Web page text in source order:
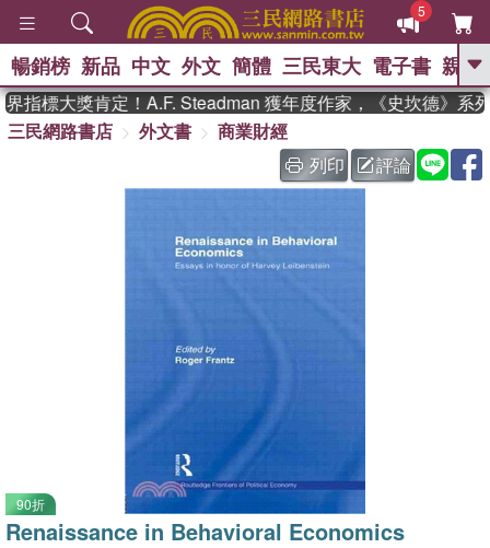
5
GO
熱搜： 東野圭吾
The Odyssey 、 父親節 、 如果歷
史是一群喵 、 暑期推薦 、 國際布克
偉大的迷走神經
暢銷榜 新品 中文 外文 簡體 三民東大 電子書 親子
標大獎肯定！A.F. Steadman 獲年度作家，《史坎德》系列
三民網路書店
外文書
商業財經
列印
評論
90折
Renaissance in Behavioral Economics